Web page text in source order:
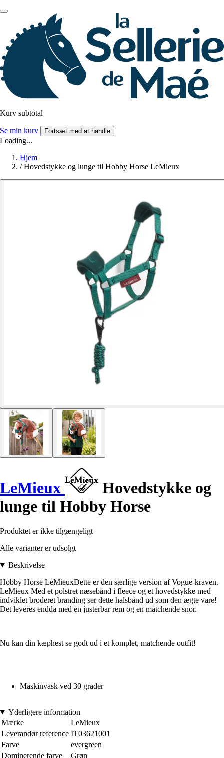
Kurv subtotal
Se min kurv Fortsæt med at handle
Loading...
Hjem
/ Hovedstykke og lunge til Hobby Horse LeMieux
LeMieux
Hovedstykke og
lunge til Hobby Horse
Produktet er ikke tilgængeligt
Alle varianter er udsolgt
Beskrivelse
Hobby Horse LeMieuxDette er den særlige version af Vogue-kraven.
LeMieux Med et polstret næsebånd i fleece og et hovedstykke med
indviklet broderet branding ser dette halsbånd ud som den ægte vare!
Det leveres endda med en justerbar rem og en matchende snor.
Nu kan din kæphest se godt ud i et komplet, matchende outfit!
Maskinvask ved 30 grader
Yderligere information
Mærke
LeMieux
Leverandør reference IT03621001
Farve
evergreen
Dominerende farve
Grøn